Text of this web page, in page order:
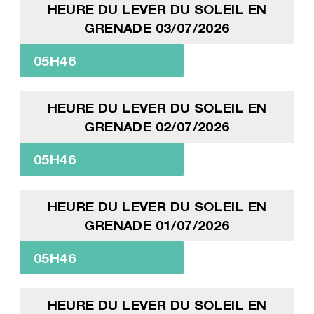
HEURE DU LEVER DU SOLEIL EN
GRENADE 03/07/2026
05H46
HEURE DU LEVER DU SOLEIL EN
GRENADE 02/07/2026
05H46
HEURE DU LEVER DU SOLEIL EN
GRENADE 01/07/2026
05H46
HEURE DU LEVER DU SOLEIL EN